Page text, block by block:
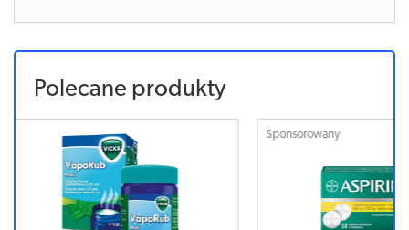
Polecane produkty
Sponsorowany